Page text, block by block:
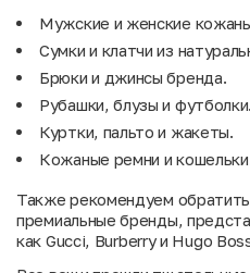
Мужские и женские
Сумки и клатчи из
Брюки и джинсы бренда.
Рубашки, блузы и футболки.
Куртки, пальто и жакеты.
Кожаные ремни и
Также рекомендуем обратить
премиальные бренды,
как Gucci, Burberryи Hugo